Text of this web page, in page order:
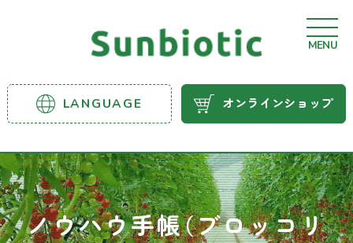
サンビ
ック農
業資材
LANGUAGE オンラインショップ
MENU
ノウハウ手帳（ブロッコリ